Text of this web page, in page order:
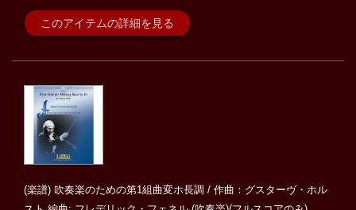
このアイテムの詳細を見る
(楽譜) 吹奏楽のための第1組曲変ホ長調 / 作曲：グスターヴ・ホル